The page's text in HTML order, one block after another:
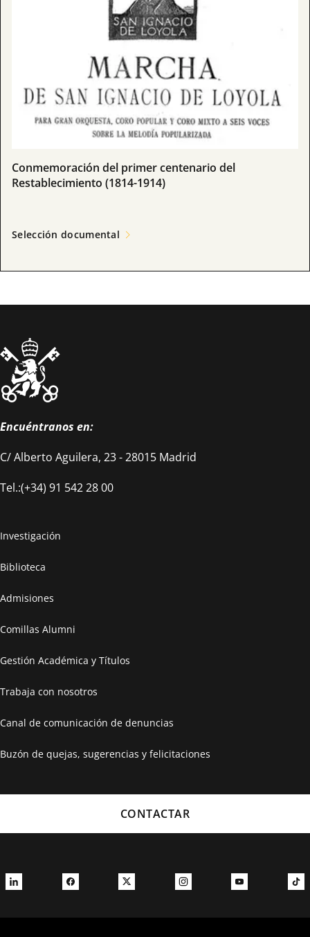
Conmemoración del primer centenario del
Restablecimiento (1814-1914)
Selección documental
Encuéntranos en:
C/ Alberto Aguilera, 23 - 28015 Madrid
Tel.:(+34) 91 542 28 00
Investigación
Biblioteca
Admisiones
Comillas Alumni
Gestión Académica y Títulos
Trabaja con nosotros
Canal de comunicación de denuncias
Buzón de quejas, sugerencias y felicitaciones
CONTACTAR